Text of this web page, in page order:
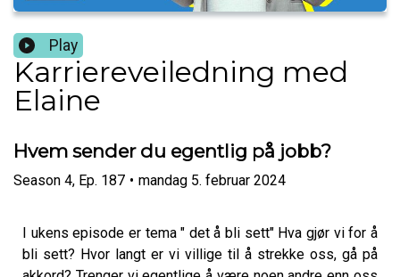
Play
Karriereveiledning med
Elaine
Hvem sender du egentlig på jobb?
Season 4, Ep. 187 • mandag 5. februar 2024
I ukens episode er tema " det å bli sett" Hva gjør vi for å
bli sett? Hvor langt er vi villige til å strekke oss, gå på